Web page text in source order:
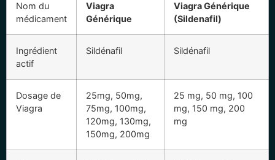
Nom du
médicament
Viagra
Générique
Viagra Générique
(Sildenafil)
Ingrédient
actif
Sildénafil Sildénafil
Dosage de
Viagra
25mg, 50mg,
75mg, 100mg,
120mg, 130mg,
150mg, 200mg
25 mg, 50 mg, 100
mg, 150 mg, 200
mg